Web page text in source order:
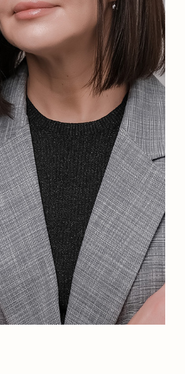
внедряя новые системы, обучая
документация и отчетность —
вести аккуратно и постоянно